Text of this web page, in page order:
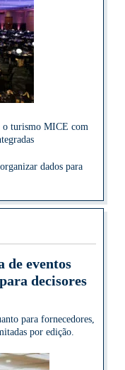
o turismo MICE com
dados para
de eventos
decisores
para fornecedores,
por edição.